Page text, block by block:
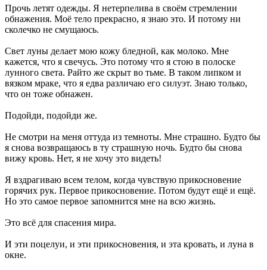
Прочь летят одежды. Я нетерпелива в своём стремлении
обнажения. Моё тело прекрасно, я знаю это. И потому ни
сколечко не смущаюсь.
Свет луны делает мою кожу бледной, как молоко. Мне
кажется, что я свечусь. Это потому что я стою в полоске
лунного света. Райто же скрыт во тьме. В таком липком и
вязком мраке, что я едва различаю его силуэт. Знаю только,
что он тоже обнажен.
Подойди, подойди же.
Не смотри на меня оттуда из темноты. Мне страшно. Будто бы
я снова возвращаюсь в ту страшную ночь. Будто бы снова
вижу кровь. Нет, я не хочу это видеть!
Я вздрагиваю всем телом, когда чувствую прикосновение
горячих рук. Первое прикосновение. Потом будут ещё и ещё.
Но это самое первое запомнится мне на всю жизнь.
Это всё для спасения мира.
И эти поцелуи, и эти прикосновения, и эта кровать, и луна в
окне.